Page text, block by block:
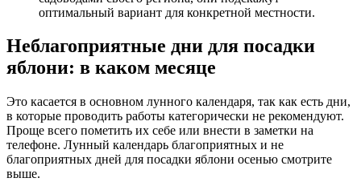
оптимальный вариант для конкретной местности.
Неблагоприятные дни для посадки
яблони: в каком месяце
Это касается в основном лунного календаря, так как есть дни,
в которые проводить работы категорически не рекомендуют.
Проще всего пометить их себе или внести в заметки на
телефоне. Лунный календарь благоприятных и не
благоприятных дней для посадки яблони осенью смотрите
выше.